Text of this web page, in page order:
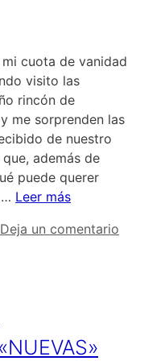
cuota de vanidad
visito las
rincón de
me sorprenden las
de nuestro
además de
puede querer
… Leer más
Deja un comentario